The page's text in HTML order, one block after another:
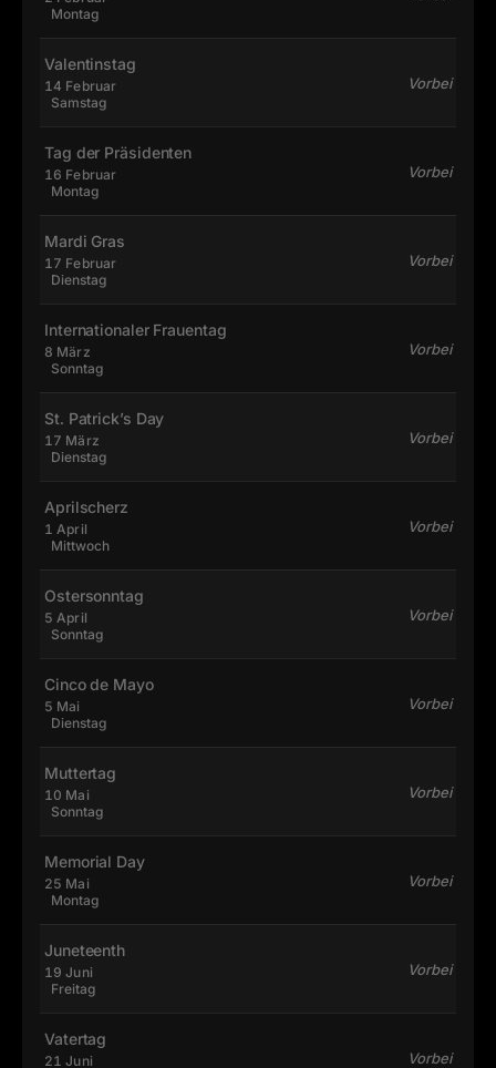
Montag
14 Februar
Samstag
Valentinstag
Vorbei
16 Februar
Montag
Tag der Präsidenten
Vorbei
17 Februar
Dienstag
Mardi Gras
Vorbei
8 März
Sonntag
Internationaler Frauentag
Vorbei
17 März
Dienstag
St. Patrick’s Day
Vorbei
1 April
Mittwoch
Aprilscherz
Vorbei
5 April
Sonntag
Ostersonntag
Vorbei
5 Mai
Dienstag
Cinco de Mayo
Vorbei
10 Mai
Sonntag
Muttertag
Vorbei
25 Mai
Montag
Memorial Day
Vorbei
19 Juni
Freitag
Juneteenth
Vorbei
21 Juni
Vatertag
Vorbei